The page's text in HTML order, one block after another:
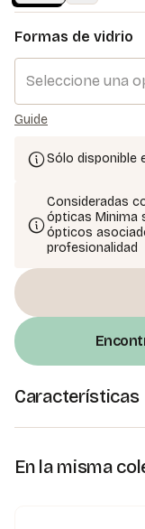
Formas de vidrio
Seleccione una
Guide
Sólo disponible
Consideradas
ópticas Minima
ópticos
profesionalidad
Características
En la misma